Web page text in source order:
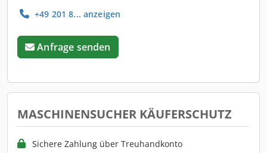
+49 201 8... anzeigen
Anfrage senden
MASCHINENSUCHER KÄUFERSCHUTZ
Sichere Zahlung über Treuhandkonto